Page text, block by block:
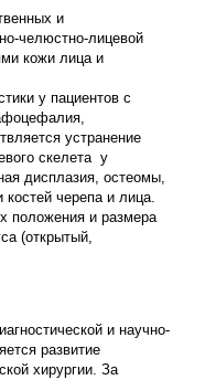
и
челюстно-лицевой
кожи лица и
у пациентов с
устранение
скелета у
дисплазия, остеомы,
черепа и лица.
положения и размера
(открытый,
и научно-
развитие
хирургии. За